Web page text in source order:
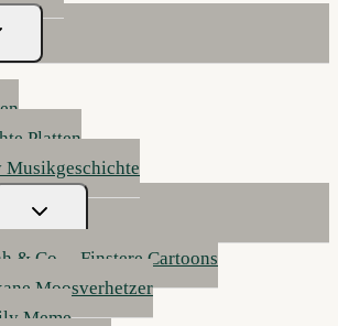
Platten
Musikgeschichte
Untermenü
Umschalten
& Co. – Finstere Cartoons
Moosverhetzer
Meme